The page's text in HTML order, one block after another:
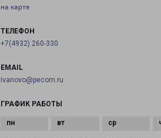
на карте
ТЕЛЕФОН
+7(4932) 260-330
EMAIL
ivanovo@pecom.ru
ГРАФИК РАБОТЫ